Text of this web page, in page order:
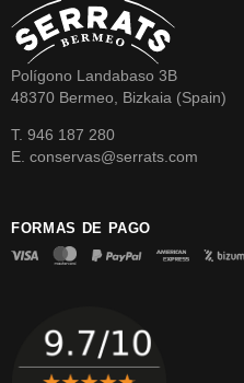
Polígono Landabaso 3B
48370 Bermeo, Bizkaia (Spain)
T. 946 187 280
E. conservas@serrats.com
FORMAS DE PAGO